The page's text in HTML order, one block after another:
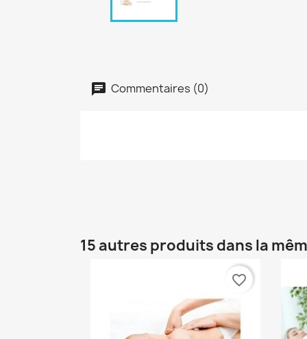
Commentaires (0)
15 autres produits dans la
favorite_border